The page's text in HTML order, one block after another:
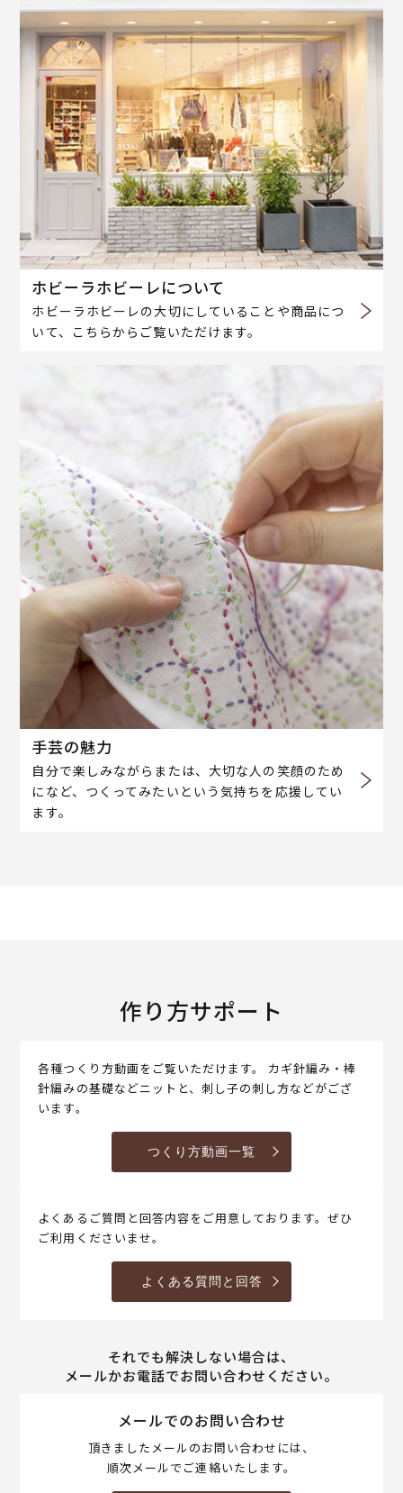
ホビーラホビーレについて
ホビーラホビーレの大切にしていることや商品につ
いて、こちらからご覧いただけます。
手芸の魅力
自分で楽しみながらまたは、大切な人の笑顔のため
になど、つくってみたいという気持ちを応援してい
ます。
作り方サポート
各種つくり方動画をご覧いただけます。 カギ針編み・棒
針編みの基礎などニットと、刺し子の刺し方などがござ
います。
つくり方動画一覧
よくあるご質問と回答内容をご用意しております。ぜひ
ご利用くださいませ。
よくある質問と回答
それでも解決しない場合は、
メールかお電話でお問い合わせください。
メールでのお問い合わせ
頂きましたメールのお問い合わせには、
順次メールでご連絡いたします。